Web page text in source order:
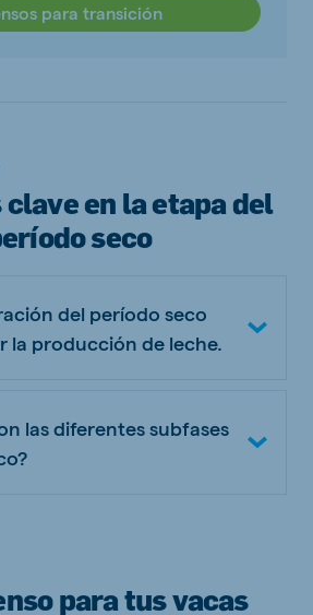
para transición
en la etapa del
seco
del período seco
la producción de leche.
las diferentes subfases
para tus vacas